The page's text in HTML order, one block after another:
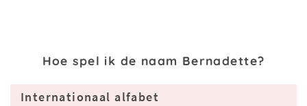
Hoe spel ik de naam Bernadette?
Internationaal alfabet